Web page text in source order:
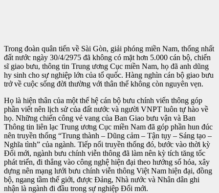
Trong đoàn quân tiến về Sài Gòn, giải phóng miền Nam, thống nhất
đất nước ngày 30/4/2975 đã không có mặt hơn 5.000 cán bộ, chiến
sĩ giao bưu, thông tin Trung ương Cục miền Nam, họ đã anh dũng
hy sinh cho sự nghiệp lớn của tổ quốc. Hàng nghìn cán bộ giao bưu
trở về cuộc sống đời thường với thân thể không còn nguyên vẹn.
Họ là hiện thân của một thế hệ cán bộ bưu chính viến thông góp
phần viết nên lịch sử của đất nước và người VNPT luôn tự hào về
họ. Những chiến công vẻ vang của Ban Giao bưu vận và Ban
Thông tin liên lạc Trung ương Cục miền Nam đã góp phần hun đúc
nên truyền thống “Trung thành – Dũng cảm – Tận tụy – Sáng tạo –
Nghĩa tình” của ngành. Tiếp nối truyền thống đó, bước vào thời kỳ
Đổi mới, ngành bưu chính viễn thông đã làm nên kỳ tích tăng tốc
phát triển, đi thẳng vào công nghệ hiện đại theo hướng số hóa, xây
dựng nên mạng lưới bưu chính viễn thông Việt Nam hiện đại, đồng
bộ, ngang tầm thế giới, được Đảng, Nhà nước và Nhân dân ghi
nhận là ngành đi đầu trong sự nghiệp Đổi mới.